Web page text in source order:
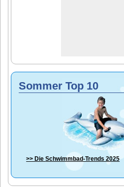
Sommer Top 10
>> DieSchwimmbad-Trends 2025